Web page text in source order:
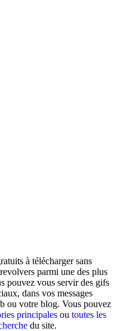
à télécharger sans
parmi une des plus
pouvez vous servir des gifs
dans vos messages
ou votre blog. Vous pouvez
principales ou toutes les
du site.